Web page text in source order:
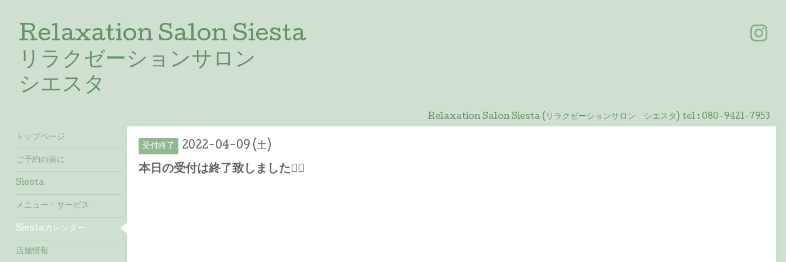
Relaxation Salon Siesta
リラクゼーションサロン
シエスタ
Relaxation Salon Siesta (リラクゼーションサロン シエスタ) tel : 080-9421-7953
受付終了 2022-04-09 (土)
本日の受付は終了致しました🙇‍♀️
トップページ
ご予約の前に
Siesta
メニュー・サービス
Siestaカレンダー
店舗情報